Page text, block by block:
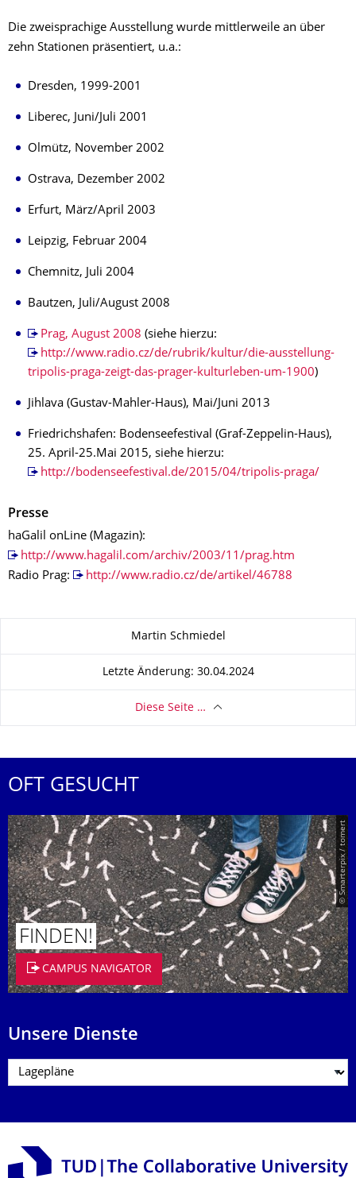
Die zweisprachige Ausstellung wurde mittlerweile an über
zehn Stationen präsentiert, u.a.:
Dresden, 1999-2001
Liberec, Juni/Juli 2001
Olmütz, November 2002
Ostrava, Dezember 2002
Erfurt, März/April 2003
Leipzig, Februar 2004
Chemnitz, Juli 2004
Bautzen, Juli/August 2008
Prag, August 2008 (siehe hierzu:
http://www.radio.cz/de/rubrik/kultur/die-ausstellung-
tripolis-praga-zeigt-das-prager-kulturleben-um-1900)
Jihlava (Gustav-Mahler-Haus), Mai/Juni 2013
Friedrichshafen: Bodenseefestival (Graf-Zeppelin-Haus),
25. April-25.Mai 2015, siehe hierzu:
http://bodenseefestival.de/2015/04/tripolis-praga/
Presse
haGalil onLine (Magazin):
http://www.hagalil.com/archiv/2003/11/prag.htm
Radio Prag:
http://www.radio.cz/de/artikel/46788
Martin Schmiedel
Letzte Änderung: 30.04.2024
Diese Seite …
OFT GESUCHT
© Smarterpix / tomert
FINDEN!
CAMPUS NAVIGATOR
Unsere Dienste